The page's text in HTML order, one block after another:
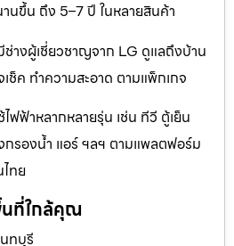
านขึ้น ถึง 5–7 ปี ในหลายสินค้า
างผู้เชี่ยวชาญจาก LG ดูแลถึงบ้าน
เช็ค ทำความสะอาด ตามแพ็กเกจ
ฟฟ้าหลากหลายรุ่น เช่น ทีวี ตู้เย็น
กรองน้ำ แอร์ ฯลฯ ตามแพลตฟอร์ม
ทย
ที่ใกล้คุณ
ทบุรี